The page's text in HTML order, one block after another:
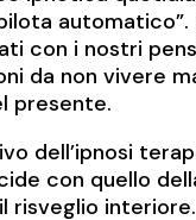
automatico”.
con i nostri
da non vivere
presente.
dell’ipnosi
con quello
risveglio interiore.